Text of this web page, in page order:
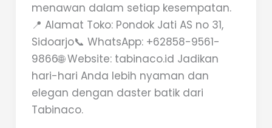
menawan dalam setiap kesempatan.
📍 Alamat Toko: Pondok Jati AS no 31,
Sidoarjo📞 WhatsApp: +62858-9561-
9866🌐 Website: tabinaco.id Jadikan
hari-hari Anda lebih nyaman dan
elegan dengan daster batik dari
Tabinaco.